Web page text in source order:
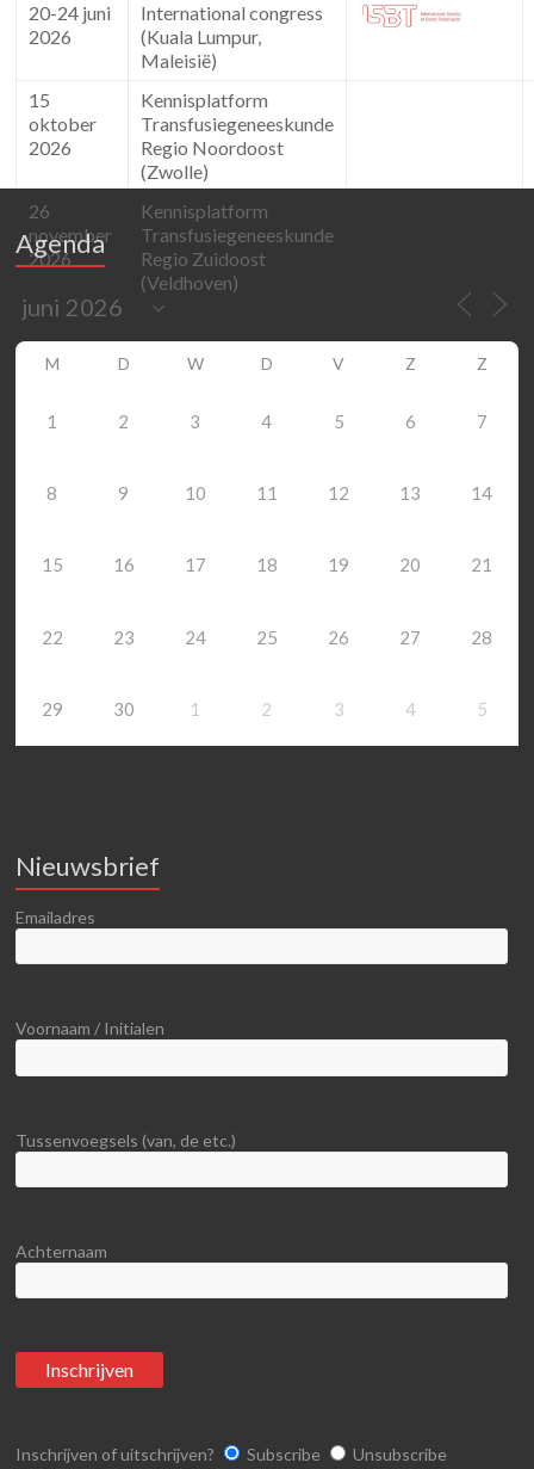
20-24 juni
2026
International congress
(Kuala Lumpur,
Maleisië)
15
oktober
2026
Kennisplatform
Transfusiegeneeskunde
Regio Noordoost
(Zwolle)
26
november
2026
Kennisplatform
Transfusiegeneeskunde
Regio Zuidoost
(Veldhoven)
Agenda
M D W D V Z Z
1 2 3 4 5 6 7
8 9 10 11 12 13 14
15 16 17 18 19 20 21
22 23 24 25 26 27 28
29 30 1 2 3 4 5
Nieuwsbrief
Emailadres
Voornaam / Initialen
Tussenvoegsels (van, de etc.)
Achternaam
Inschrijven of uitschrijven? Subscribe Unsubscribe